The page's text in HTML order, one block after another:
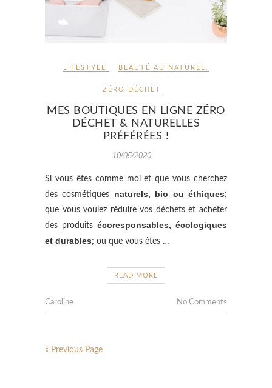
LIFESTYLE BEAUTÉ AU NATUREL,
ZÉRO DÉCHET
MES BOUTIQUES EN LIGNE ZÉRO
DÉCHET & NATURELLES
PRÉFÉRÉES !
10/05/2020
Si vous êtes comme moi et que vous cherchez
des cosmétiques naturels, bio ou éthiques;
que vous voulez réduire vos déchets et acheter
des produits écoresponsables, écologiques
et durables; ou que vous êtes …
READ MORE
Caroline No Comments
« Previous Page